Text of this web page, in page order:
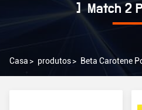
] Match 2
Casa > produtos> Beta Carotene